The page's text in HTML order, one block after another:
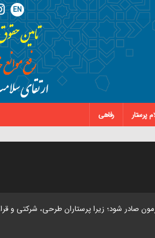
EN
پرستار
رفاهی
بدون آزمون صادر شود؛ زیرا پرستاران طرحی، شرکتی و